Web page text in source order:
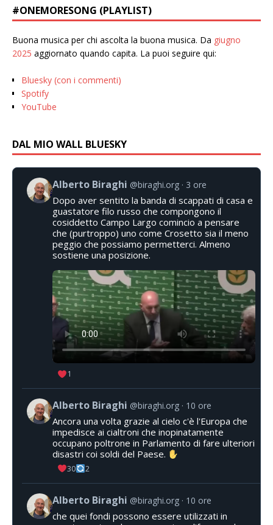
#ONEMORESONG (PLAYLIST)
Buona musica per chi ascolta la buona musica. Da giugno
2025 aggiornato quando capita. La puoi seguire qui:
Bluesky (con i commenti)
Spotify
YouTube
DAL MIO WALL BLUESKY
Alberto Biraghi @biraghi.org 3 ore
Dopo aver sentito la banda di scappati di casa e
guastatore filo russo che compongono il
cosiddetto Campo Largo comincio a pensare
che (purtroppo) uno come Crosetto sia il meno
peggio che possiamo permetterci. Almeno
sostiene una posizione.
1
Alberto Biraghi @biraghi.org 10 ore
Ancora una volta grazie al cielo c'è l'Europa che
impedisce ai cialtroni che inopinatamente
occupano poltrone in Parlamento di fare ulteriori
disastri coi soldi del Paese.
30 2
Alberto Biraghi @biraghi.org 10 ore
che quei fondi possono essere utilizzati in